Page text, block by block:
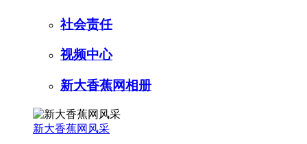
社会责任
视频中心
新大香蕉网相册
新大香蕉网风采